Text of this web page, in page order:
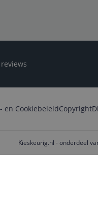
en CookiebeleidCopyright
Kieskeurig.nl - onderdeel